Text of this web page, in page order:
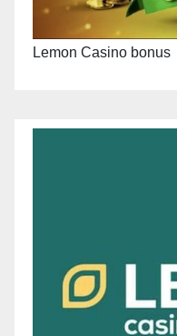
Lemon Casino bonus